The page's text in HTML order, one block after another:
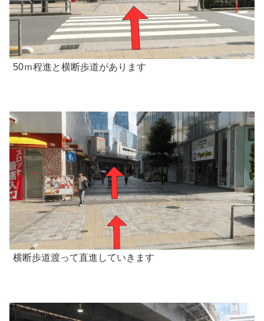
50ｍ程進と横断歩道があります
横断歩道渡って直進していきます